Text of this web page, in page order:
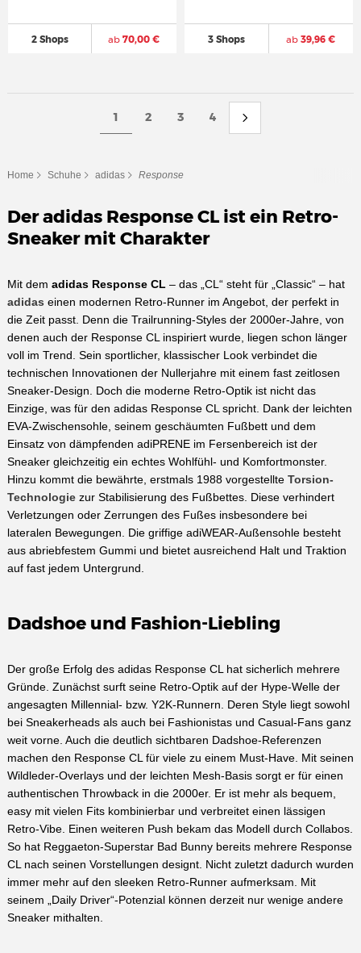
2 Shops ab 70,00 € 3 Shops ab 39,96 €
1 2 3 4
Home Schuhe adidas Response
Der adidas Response CL ist ein Retro-
Sneaker mit Charakter
Mit dem adidas Response CL – das „CL“ steht für „Classic“ – hat
adidas einen modernen Retro-Runner im Angebot, der perfekt in
die Zeit passt. Denn die Trailrunning-Styles der 2000er-Jahre, von
denen auch der Response CL inspiriert wurde, liegen schon länger
voll im Trend. Sein sportlicher, klassischer Look verbindet die
technischen Innovationen der Nullerjahre mit einem fast zeitlosen
Sneaker-Design. Doch die moderne Retro-Optik ist nicht das
Einzige, was für den adidas Response CL spricht. Dank der leichten
EVA-Zwischensohle, seinem geschäumten Fußbett und dem
Einsatz von dämpfenden adiPRENE im Fersenbereich ist der
Sneaker gleichzeitig ein echtes Wohlfühl- und Komfortmonster.
Hinzu kommt die bewährte, erstmals 1988 vorgestellte Torsion-
Technologiezur Stabilisierung des Fußbettes. Diese verhindert
Verletzungen oder Zerrungen des Fußes insbesondere bei
lateralen Bewegungen. Die griffige adiWEAR-Außensohle besteht
aus abriebfestem Gummi und bietet ausreichend Halt und Traktion
auf fast jedem Untergrund.
Dadshoe und Fashion-Liebling
Der große Erfolg des adidas Response CL hat sicherlich mehrere
Gründe. Zunächst surft seine Retro-Optik auf der Hype-Welle der
angesagten Millennial- bzw. Y2K-Runnern. Deren Style liegt sowohl
bei Sneakerheads als auch bei Fashionistas und Casual-Fans ganz
weit vorne. Auch die deutlich sichtbaren Dadshoe-Referenzen
machen den Response CL für viele zu einem Must-Have. Mit seinen
Wildleder-Overlays und der leichten Mesh-Basis sorgt er für einen
authentischen Throwback in die 2000er. Er ist mehr als bequem,
easy mit vielen Fits kombinierbar und verbreitet einen lässigen
Retro-Vibe. Einen weiteren Push bekam das Modell durch Collabos.
So hat Reggaeton-Superstar Bad Bunny bereits mehrere Response
CL nach seinen Vorstellungen designt. Nicht zuletzt dadurch wurden
immer mehr auf den sleeken Retro-Runner aufmerksam. Mit
seinem „Daily Driver“-Potenzial können derzeit nur wenige andere
Sneaker mithalten.